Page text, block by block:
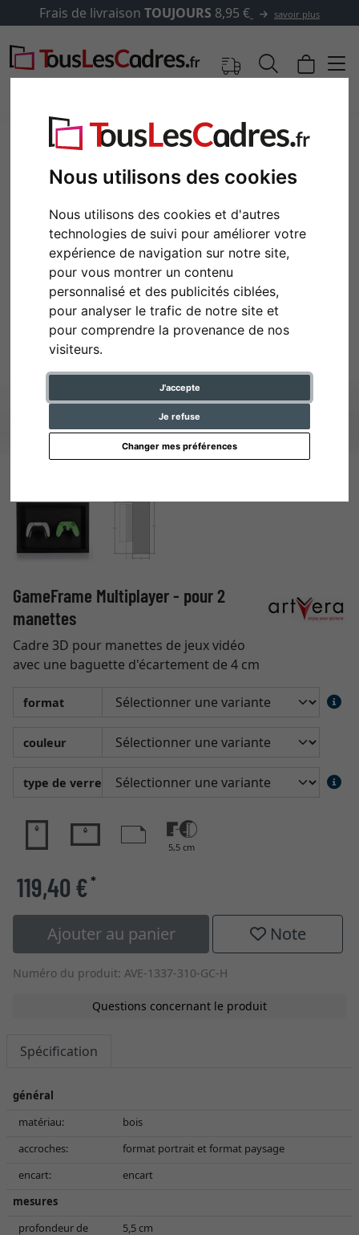
Nous utilisons des cookies
Nous utilisons des cookies et d'autres
technologies de suivi pour améliorer votre
expérience de navigation sur notre site,
pour vous montrer un contenu
personnalisé et des publicités ciblées,
pour analyser le trafic de notre site et
pour comprendre la provenance de nos
visiteurs.
J'accepte
Je refuse
Changer mes préférences
Frais de livraison TOUJOURS 8,95 € savoir plus
Retour
GameFrame Multiplayer - pour 2
manettes
Cadre 3D pour manettes de jeux vidéo
avec une baguette d'écartement de 4 cm
format
couleur
type de verre
5,5 cm
119,40 €*
Ajouter au panier Note
Numéro du produit: AVE-1337-310-GC-H
Questions concernant le produit
Spécification
général
matériau:
bois
accroches:
format portrait et format paysage
encart:
encart
mesures
profondeur de
5,5 cm